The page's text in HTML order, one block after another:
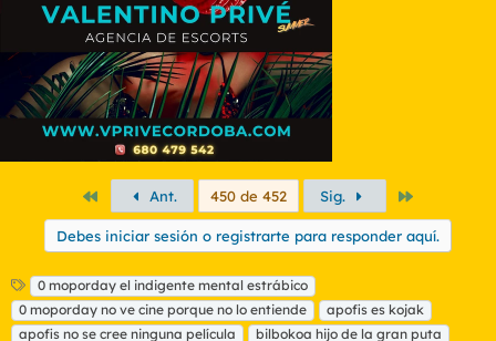
PrimeroAnt. 450 de 452 Sig.
Debes iniciar sesión o registrarte para responder aquí.
E
t
i
0 moporday el indigente mental estrábico
0 moporday no ve cine porque no lo entiende
apofis es kojak
apofis no se cree ninguna película
bilbokoa hijo de la gran puta